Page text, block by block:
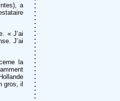
a
« J’ai
J’ai
la
gros, il